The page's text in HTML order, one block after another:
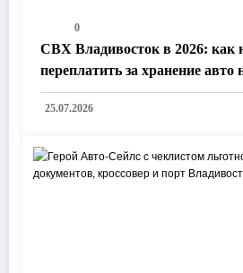
0
СВХ Владивосток в 2026: как
переплатить за хранение авто
25.07.2026